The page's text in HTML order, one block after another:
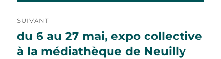
SUIVANT
Publication
suivante :
du 6 au 27 mai, expo collective
à la médiathèque de Neuilly